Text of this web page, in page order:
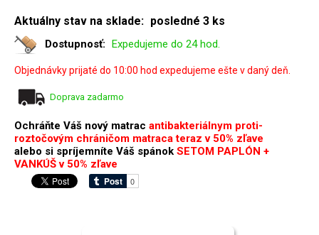
Aktuálny stav na sklade: posledné 3 ks
Dostupnosť: Expedujeme do 24 hod.
Objednávky prijaté do 10:00 hod expedujeme ešte v daný deň.
Doprava zadarmo
Ochráňte Váš nový matrac antibakteriálnym proti-
roztočovým chráničom matraca teraz v 50% zľave
alebo si spríjemníte Váš spánok SETOM PAPLÓN +
VANKÚŠ v 50% zľave